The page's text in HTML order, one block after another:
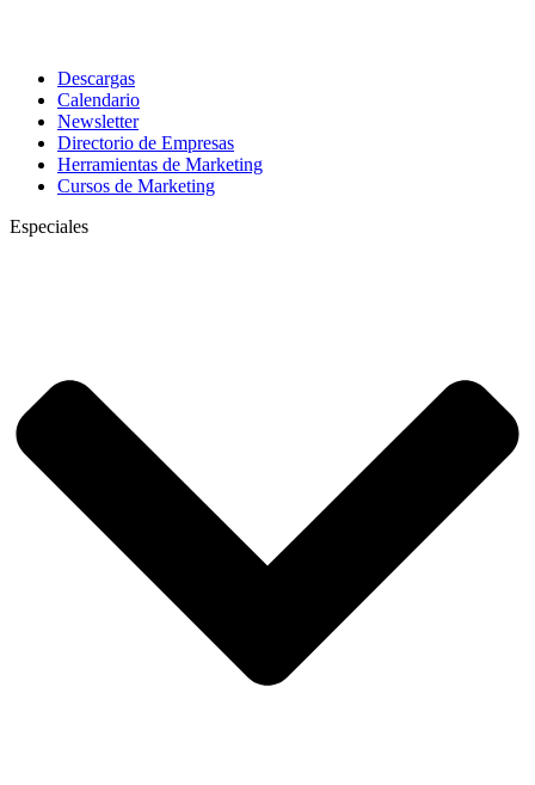
Descargas
Calendario
Newsletter
Directorio de Empresas
Herramientas de Marketing
Cursos de Marketing
Especiales